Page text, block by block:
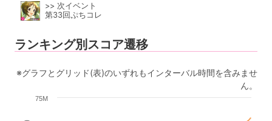
>> 次イベント
第33回ぷちコレ
ランキング別スコア遷移
※グラフとグリッド(表)のいずれもインターバル時間を含みませ
ん。
75M